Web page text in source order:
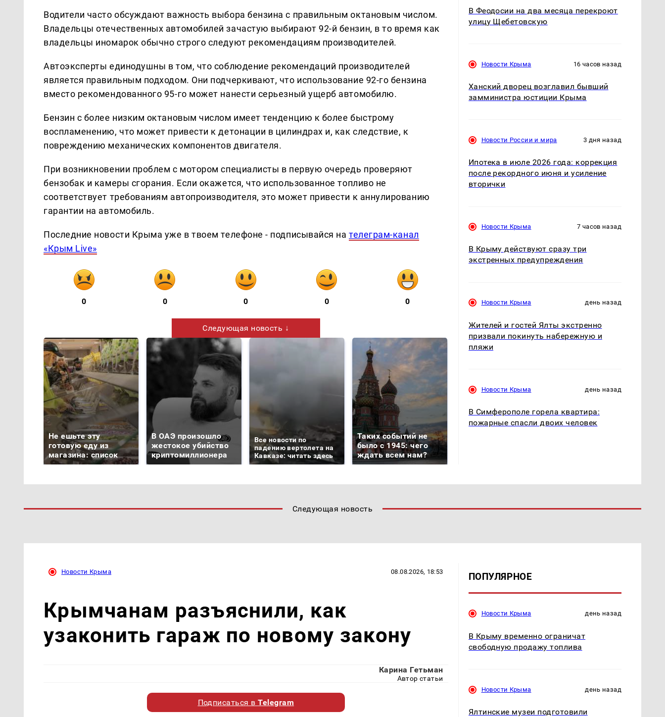
Водители часто обсуждают важность выбора бензина с правильным октановым числом.
Владельцы отечественных автомобилей зачастую выбирают 92-й бензин, в то время как
владельцы иномарок обычно строго следуют рекомендациям производителей.
Автоэксперты единодушны в том, что соблюдение рекомендаций производителей
является правильным подходом. Они подчеркивают, что использование 92-го бензина
вместо рекомендованного 95-го может нанести серьезный ущерб автомобилю.
Бензин с более низким октановым числом имеет тенденцию к более быстрому
воспламенению, что может привести к детонации в цилиндрах и, как следствие, к
повреждению механических компонентов двигателя.
При возникновении проблем с мотором специалисты в первую очередь проверяют
бензобак и камеры сгорания. Если окажется, что использованное топливо не
соответствует требованиям автопроизводителя, это может привести к аннулированию
гарантии на автомобиль.
Последние новости Крыма уже в твоем телефоне - подписывайся нателеграм-канал
«Крым Live»
0 0 0 0 0
Следующая новость ↓
Не ешьте эту
готовую еду из
магазина: список
В ОАЭ произошло
жестокое убийство
криптомиллионера
Все новости по
падению вертолета на
Кавказе: читать здесь
Таких событий не
было с 1945: чего
ждать всем нам?
СМИ: В Химках на
В Феодосии на два месяца перекроют
улицу Щебетовскую
Новости Крыма 16 часов назад
Ханский дворец возглавил бывший
замминистра юстиции Крыма
Новости России и мира 3 дня назад
Ипотека в июле 2026 года: коррекция
после рекордного июня и усиление
вторички
Новости Крыма 7 часов назад
В Крыму действуют сразу три
экстренных предупреждения
Новости Крыма день назад
Жителей и гостей Ялты экстренно
призвали покинуть набережную и
пляжи
Новости Крыма день назад
В Симферополе горела квартира:
пожарные спасли двоих человек
Следующая новость
Новости Крыма 08.08.2026, 18:53
Крымчанам разъяснили, как
узаконить гараж по новому закону
Карина Гетьман
Автор статьи
Подписаться вTelegram
ПОПУЛЯРНОЕ
Новости Крыма день назад
В Крыму временно ограничат
свободную продажу топлива
Новости Крыма день назад
Ялтинские музеи подготовили